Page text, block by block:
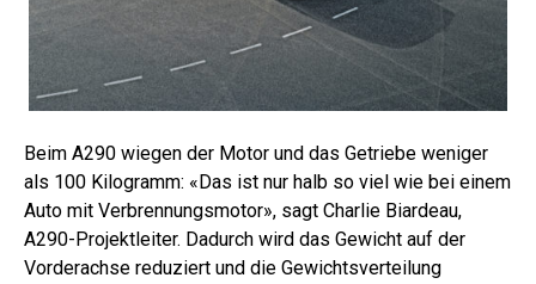
Beim A290 wiegen der Motor und das Getriebe weniger
als 100 Kilogramm: «Das ist nur halb so viel wie bei einem
Auto mit Verbrennungsmotor», sagt Charlie Biardeau,
A290-Projektleiter. Dadurch wird das Gewicht auf der
Vorderachse reduziert und die Gewichtsverteilung